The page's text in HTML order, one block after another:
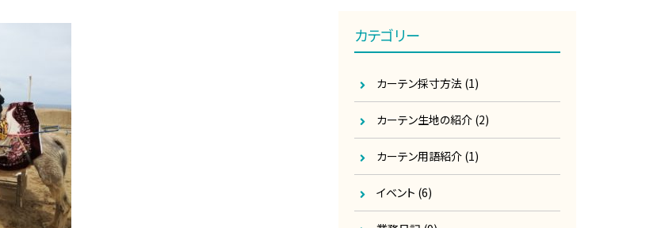
カテゴリー
カーテン採寸方法 (1)
カーテン生地の紹介 (2)
カーテン用語紹介 (1)
イベント (6)